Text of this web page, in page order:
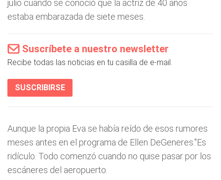
julio cuando se conoció que la actriz de 40 años
estaba embarazada de siete meses.
Suscríbete a nuestro newsletter
Recibe todas las noticias en tu casilla de e-mail.
SUSCRIBIRSE
Aunque la propia Eva se había reído de esos rumores
meses antes en el programa de Ellen DeGeneres."Es
ridículo. Todo comenzó cuando no quise pasar por los
escáneres del aeropuerto.